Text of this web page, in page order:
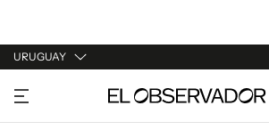
URUGUAY
URUGUAY
ARGENTINA